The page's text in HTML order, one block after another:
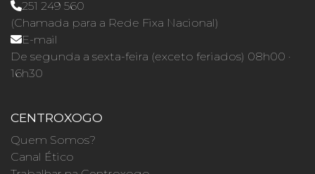
251 249 560
(Chamada para a Rede Fixa Nacional)
E-mail
De segunda a sexta-feira (exceto feriados) 08h00 ·
16h30
CENTROXOGO
Quem Somos?
Canal Ético